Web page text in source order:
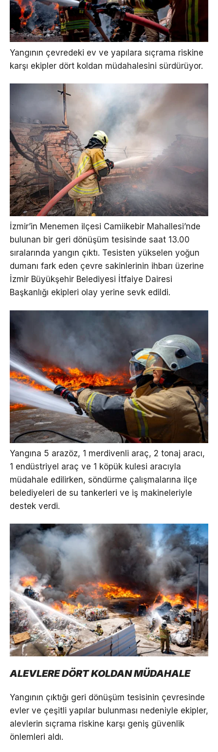
Yangının çevredeki ev ve yapılara sıçrama riskine
karşı ekipler dört koldan müdahalesini sürdürüyor.
İzmir’in Menemen ilçesi Camiikebir Mahallesi’nde
bulunan bir geri dönüşüm tesisinde saat 13.00
sıralarında yangın çıktı. Tesisten yükselen yoğun
dumanı fark eden çevre sakinlerinin ihbarı üzerine
İzmir Büyükşehir Belediyesi İtfaiye Dairesi
Başkanlığı ekipleri olay yerine sevk edildi.
Yangına 5 arazöz, 1 merdivenli araç, 2 tonaj aracı,
1 endüstriyel araç ve 1 köpük kulesi aracıyla
müdahale edilirken, söndürme çalışmalarına ilçe
belediyeleri de su tankerleri ve iş makineleriyle
destek verdi.
ALEVLERE DÖRT KOLDAN MÜDAHALE
Yangının çıktığı geri dönüşüm tesisinin çevresinde
evler ve çeşitli yapılar bulunması nedeniyle ekipler,
alevlerin sıçrama riskine karşı geniş güvenlik
önlemleri aldı.